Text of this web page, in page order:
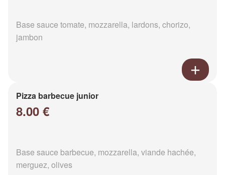
Base sauce tomate, mozzarella, lardons, chorizo,
jambon
Pizza barbecue junior
8.00 €
Base sauce barbecue, mozzarella, viande hachée,
merguez, olives